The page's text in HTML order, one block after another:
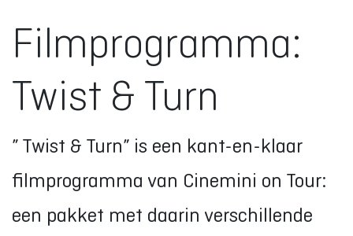
Filmprogramma:
Twist & Turn
” Twist & Turn” is een kant-en-klaar
filmprogramma van Cinemini on Tour:
een pakket met daarin verschillende